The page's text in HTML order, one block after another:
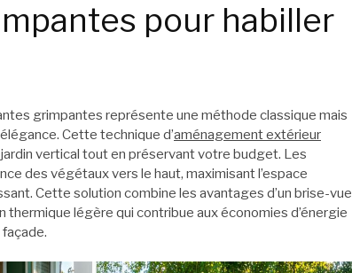
pour habiller
grimpantes représente une méthode classique mais
Cette technique d’aménagement extérieur
vertical tout en préservant votre budget. Les
des végétaux vers le haut, maximisant l’espace
Cette solution combine les avantages d’un brise-vue
thermique légère qui contribue aux économies d’énergie